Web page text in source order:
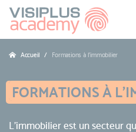
Accueil Formations à l'immobilier
FORMATIONS À
L'immobilier est un secteur